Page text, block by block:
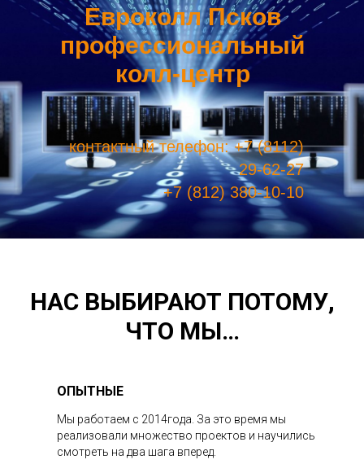
Евроколл Псков
профессиональный
колл-центр
контактный телефон: +7 (8112)
29-62-27
+7 (812) 380-10-10
НАС ВЫБИРАЮТ ПОТОМУ,
ЧТО МЫ…
ОПЫТНЫЕ
Мы работаем с 2014года. За это время мы
реализовали множество проектов и научились
смотреть на два шага вперед.